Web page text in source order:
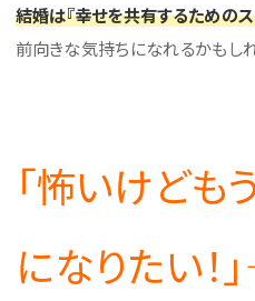
結婚は『幸せを共有するための
前向きな気持ちになれるかもし
「怖いけども
になりたい！